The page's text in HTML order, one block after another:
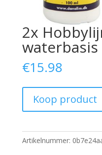
2x
waterbasis
€15.98
Koop product
Artikelnummer: